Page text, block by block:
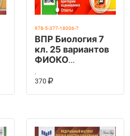
978-5-377-18006-7
ВПР Биология 7
кл. 25 вариантов
ФИОКО
ФГОС (Экзамен)
,
370
В КОРЗИНУ